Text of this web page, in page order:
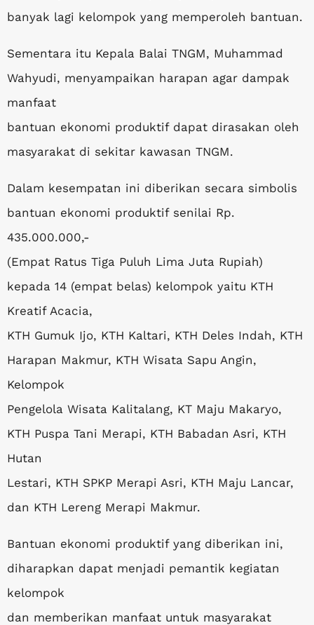
banyak lagi kelompok yang memperoleh bantuan.
Sementara itu Kepala Balai TNGM, Muhammad
Wahyudi, menyampaikan harapan agar dampak
manfaat
bantuan ekonomi produktif dapat dirasakan oleh
masyarakat di sekitar kawasan TNGM.
Dalam kesempatan ini diberikan secara simbolis
bantuan ekonomi produktif senilai Rp.
435.000.000,-
(Empat Ratus Tiga Puluh Lima Juta Rupiah)
kepada 14 (empat belas) kelompok yaitu KTH
Kreatif Acacia,
KTH Gumuk Ijo, KTH Kaltari, KTH Deles Indah, KTH
Harapan Makmur, KTH Wisata Sapu Angin,
Kelompok
Pengelola Wisata Kalitalang, KT Maju Makaryo,
KTH Puspa Tani Merapi, KTH Babadan Asri, KTH
Hutan
Lestari, KTH SPKP Merapi Asri, KTH Maju Lancar,
dan KTH Lereng Merapi Makmur.
Bantuan ekonomi produktif yang diberikan ini,
diharapkan dapat menjadi pemantik kegiatan
kelompok
dan memberikan manfaat untuk masyarakat